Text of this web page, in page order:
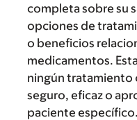
completa sobre su
opciones de
o beneficios
medicamentos.
ningún tratamiento
seguro, eficaz o
paciente